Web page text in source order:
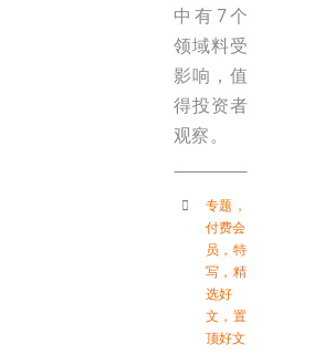
中有7个
领域料受
影响，值
得投资者
观察。
专题 ，
付费会
员 ， 特
写 ， 精
选好
文 ， 置
顶好文